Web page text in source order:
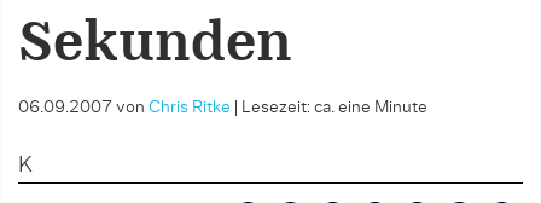
Sekunden
06.09.2007 von Chris Ritke Lesezeit: ca. eine Minute
K